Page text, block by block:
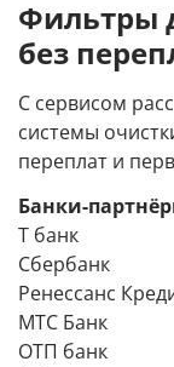
Фильтры
без
С сервисом
системы
переплат и
Банки-
Т банк
Сбербанк
Ренессанс
МТС Банк
ОТП банк